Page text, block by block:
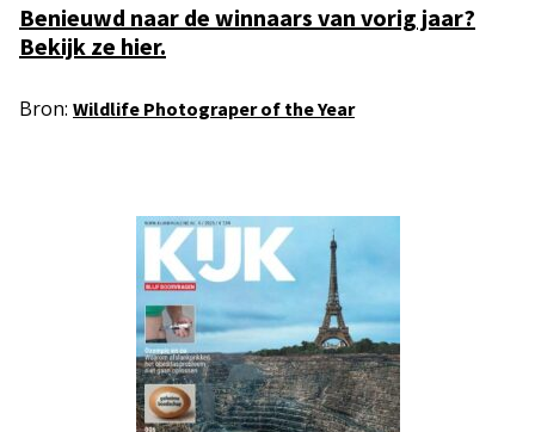
Benieuwd naar de winnaars van vorig jaar?
Bekijk ze hier.
Bron: Wildlife Photograper of the Year